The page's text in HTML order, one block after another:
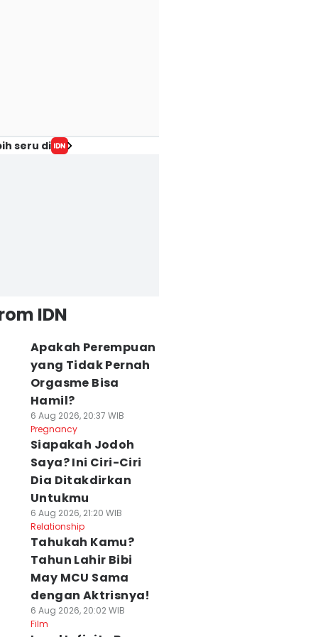
seru di
IDN
Apakah Perempuan
yang Tidak Pernah
Orgasme Bisa
Hamil?
6 Aug 2026, 20:37 WIB
Pregnancy
Siapakah Jodoh
Saya? Ini Ciri-Ciri
Dia Ditakdirkan
Untukmu
6 Aug 2026, 21:20 WIB
Relationship
Tahukah Kamu?
Tahun Lahir Bibi
May MCU Sama
dengan Aktrisnya!
6 Aug 2026, 20:02 WIB
Film